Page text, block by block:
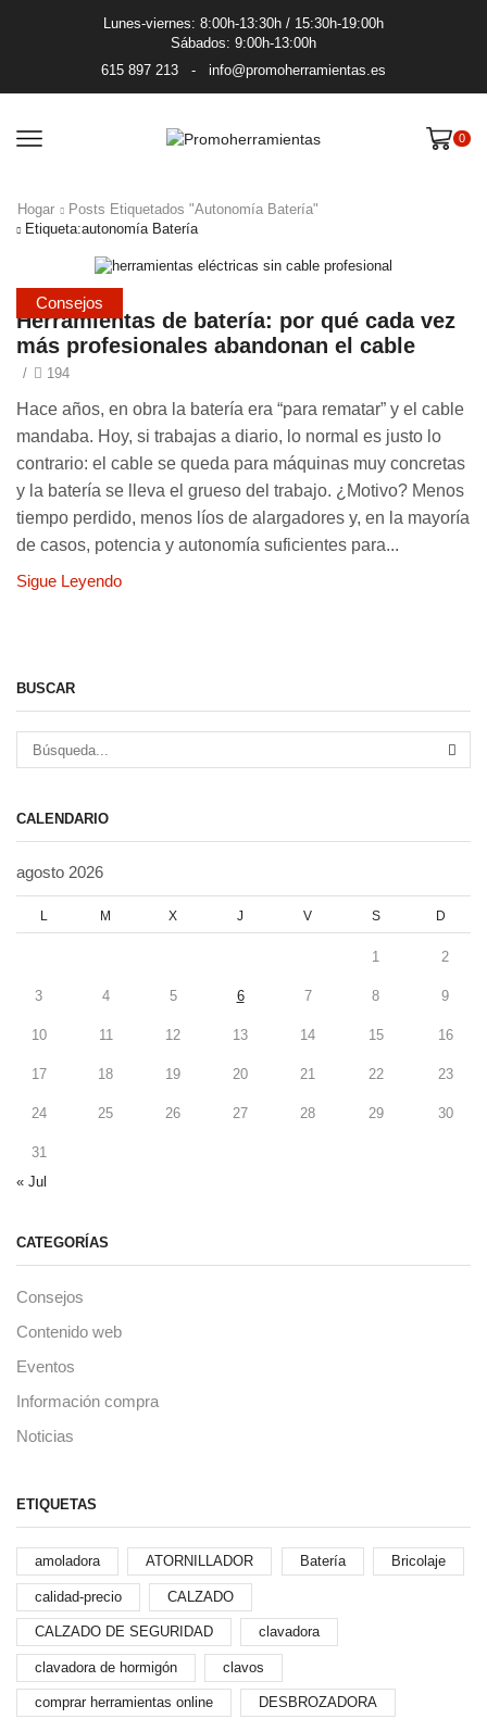
Lunes-viernes: 8:00h-13:30h / 15:30h-19:00h
Sábados: 9:00h-13:00h
615 897 213 - info@promoherramientas.es
0
Hogar
Posts Etiquetados "autonomía Batería"
Etiqueta:autonomía Batería
Consejos
Herramientas de batería: por qué cada vez
más profesionales abandonan el cable
/ 194
Hace años, en obra la batería era “para rematar” y el cable
mandaba. Hoy, si trabajas a diario, lo normal es justo lo
contrario: el cable se queda para máquinas muy concretas
y la batería se lleva el grueso del trabajo. ¿Motivo? Menos
tiempo perdido, menos líos de alargadores y, en la mayoría
de casos, potencia y autonomía suficientes para...
Sigue Leyendo
BUSCAR
CALENDARIO
agosto 2026
L M X J V S D
1 2
3 4 5 6 7 8 9
10 11 12 13 14 15 16
17 18 19 20 21 22 23
24 25 26 27 28 29 30
31
« Jul
CATEGORÍAS
Consejos
Contenido web
Eventos
Información compra
Noticias
ETIQUETAS
amoladora ATORNILLADOR Batería Bricolaje
calidad-precio CALZADO
CALZADO DE SEGURIDAD clavadora
clavadora de hormigón clavos
comprar herramientas online DESBROZADORA